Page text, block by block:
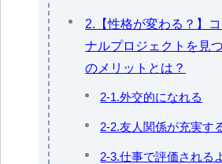
2.【性格が変わる？】
ナルプロジェクトを見
のメリットとは？
2-1.外交的になれる
2-2.友人関係が充実す
2-3.仕事で評価される